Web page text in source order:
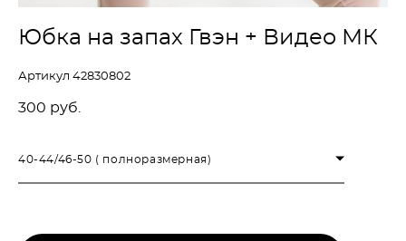
Юбка на запах Гвэн + Видео МК
Артикул 42830802
300 pуб.
40-44/46-50 ( полноразмерная)